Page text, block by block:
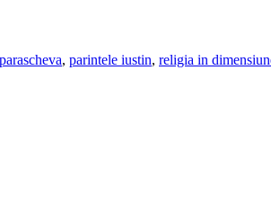
parascheva, parintele iustin, religia in